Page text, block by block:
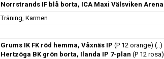
Norrstrands IF blå borta, ICA Maxi Välsviken Arena
Träning, Karmen
Grums IK FK röd hemma, Våxnäs IP (P 12 orange) (..)
Hertzöga BK grön borta, Ilanda IP 7-plan (P 12 rosa)